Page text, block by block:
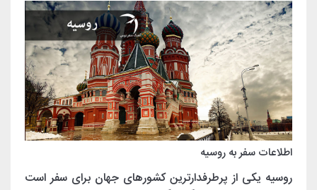
اطلاعات سفر به روسیه
روسیه یکی از پرطرفدارترین کشورهای جهان برای سفر است